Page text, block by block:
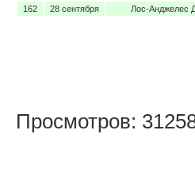
162
28 сентября Лос-Анджелес
Просмотров: